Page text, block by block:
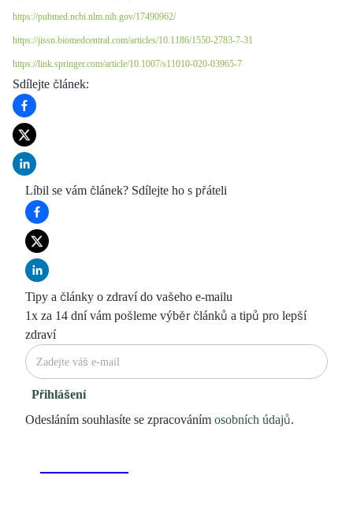
https://pubmed.ncbi.nlm.nih.gov/17490962/
https://jissn.biomedcentral.com/articles/10.1186/1550-2783-7-31
https://link.springer.com/article/10.1007/s11010-020-03965-7
Sdílejte článek:
Líbil se vám článek? Sdílejte ho s přáteli
Tipy a články o zdraví do vašeho e-mailu
1x za 14 dní vám pošleme výběr článků a tipů pro lepší
zdraví
Přihlášení
Odesláním souhlasíte se zpracováním osobních údajů.